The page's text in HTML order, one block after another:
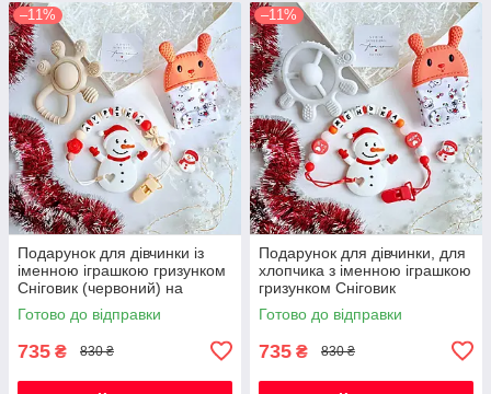
–11%
Подарунок для дівчинки із
іменною іграшкою гризунком
Сніговик (червоний) на
Новорічні свята
Готово до відправки
735 ₴ 830 ₴
–11%
Подарунок для дівчинки, для
хлопчика з іменною іграшкою
гризунком Сніговик
(червоний) на Новорічні
свята
Готово до відправки
735 ₴ 830 ₴